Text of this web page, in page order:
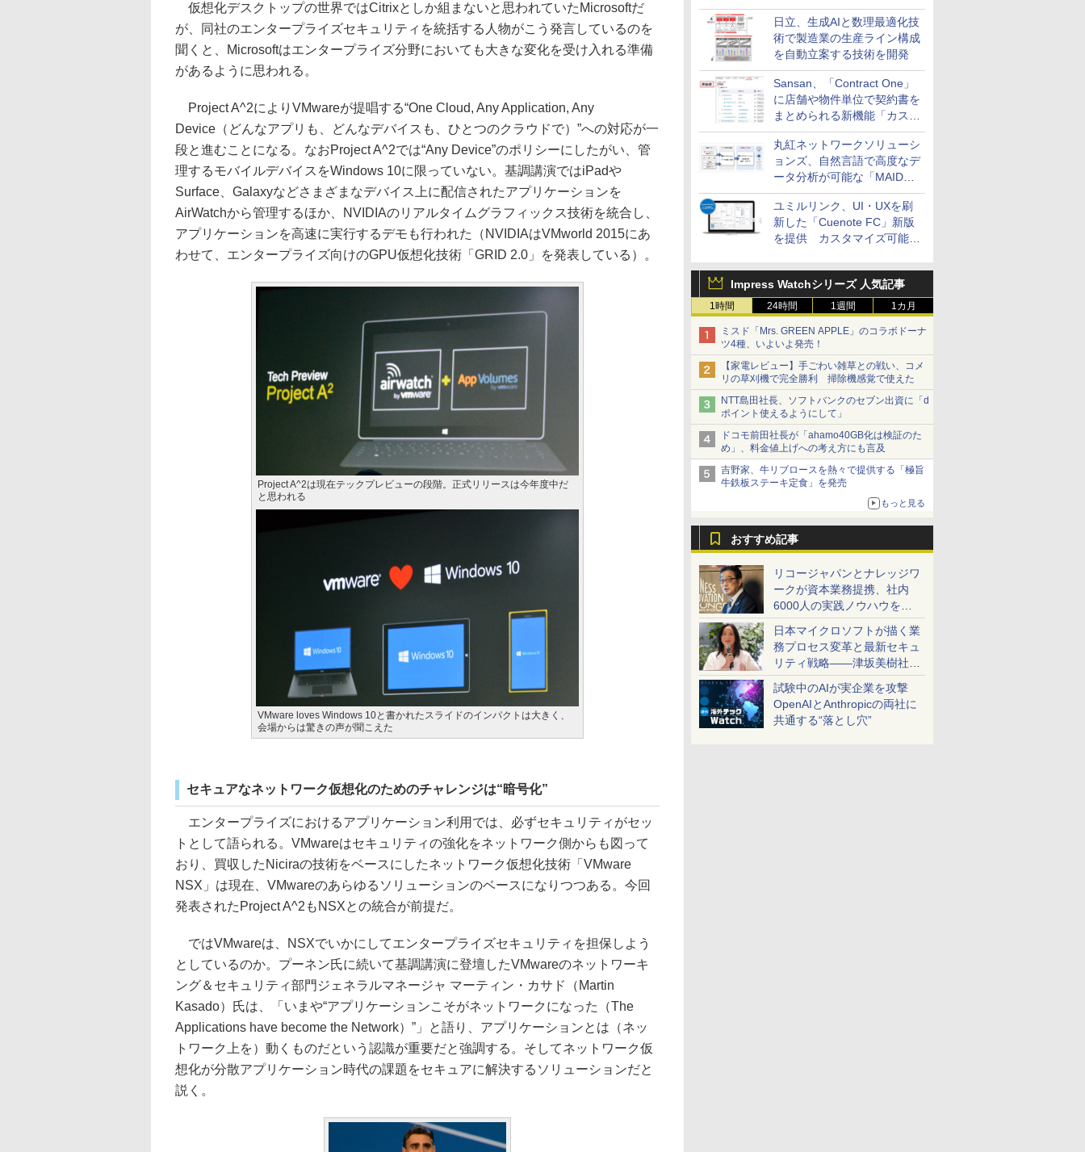
供
日立、生成AIと数理最適化技
術で製造業の生産ライン構成
を自動立案する技術を開発
Sansan、「Contract One」
に店舗や物件単位で契約書を
まとめられる新機能「カスタ
ム契約ツリー」を追加
丸紅ネットワークソリューシ
ョンズ、自然言語で高度なデ
ータ分析が可能な「MAIDOA
AI ASSIST」を9月より提供
ユミルリンク、UI・UXを刷
新した「Cuenote FC」新版
を提供 カスタマイズ可能な
Impress Watchシリーズ 人気記事
1時間 24時間 1週間 1カ月
ミスド「Mrs. GREEN APPLE」のコラボドーナ
ツ4種、いよいよ発売！
【家電レビュー】手ごわい雑草との戦い、コメ
リの草刈機で完全勝利 掃除機感覚で使えた
NTT島田社長、ソフトバンクのセブン出資に「d
ポイント使えるようにして」
ドコモ前田社長が「ahamo40GB化は検証のた
め」、料金値上げへの考え方にも言及
吉野家、牛リブロースを熱々で提供する「極旨
牛鉄板ステーキ定食」を発売
もっと見る
おすすめ記事
リコージャパンとナレッジワ
ークが資本業務提携、社内
6000人の実践ノウハウを生
かした「AI商談記録 for
RICOH」を展開へ
日本マイクロソフトが描く業
務プロセス変革と最新セキュ
リティ戦略――津坂美樹社長
が2027年度戦略を説明
試験中のAIが実企業を攻撃
OpenAIとAnthropicの両社に
共通する“落とし穴”
仮想化デスクトップの世界ではCitrixとしか組まないと思われていたMicrosoftだ
が、同社のエンタープライズセキュリティを統括する人物がこう発言しているのを
聞くと、Microsoftはエンタープライズ分野においても大きな変化を受け入れる準備
があるように思われる。
Project A^2によりVMwareが提唱する“One Cloud, Any Application, Any
Device（どんなアプリも、どんなデバイスも、ひとつのクラウドで）”への対応が一
段と進むことになる。なおProject A^2では“Any Device”のポリシーにしたがい、管
理するモバイルデバイスをWindows 10に限っていない。基調講演ではiPadや
Surface、Galaxyなどさまざまなデバイス上に配信されたアプリケーションを
AirWatchから管理するほか、NVIDIAのリアルタイムグラフィックス技術を統合し、
アプリケーションを高速に実行するデモも行われた（NVIDIAはVMworld 2015にあ
わせて、エンタープライズ向けのGPU仮想化技術「GRID 2.0」を発表している）。
Project A^2は現在テックプレビューの段階。正式リリースは今年度中だ
と思われる
VMware loves Windows 10と書かれたスライドのインパクトは大きく、
会場からは驚きの声が聞こえた
セキュアなネットワーク仮想化のためのチャレンジは“暗号化”
エンタープライズにおけるアプリケーション利用では、必ずセキュリティがセッ
トとして語られる。VMwareはセキュリティの強化をネットワーク側からも図って
おり、買収したNiciraの技術をベースにしたネットワーク仮想化技術「VMware
NSX」は現在、VMwareのあらゆるソリューションのベースになりつつある。今回
発表されたProject A^2もNSXとの統合が前提だ。
ではVMwareは、NSXでいかにしてエンタープライズセキュリティを担保しよう
としているのか。プーネン氏に続いて基調講演に登壇したVMwareのネットワーキ
ング＆セキュリティ部門ジェネラルマネージャ マーティン・カサド（Martin
Kasado）氏は、「いまや“アプリケーションこそがネットワークになった（The
Applications have become the Network）”」と語り、アプリケーションとは（ネッ
トワーク上を）動くものだという認識が重要だと強調する。そしてネットワーク仮
想化が分散アプリケーション時代の課題をセキュアに解決するソリューションだと
説く。